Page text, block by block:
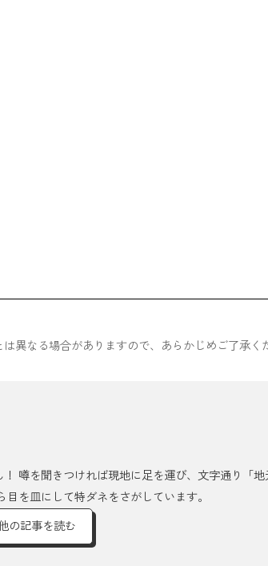
なる場合がありますので、あらかじめご了承く
噂を聞きつければ現地に足を運び、文字通り「地
を皿にして特ダネをさがしています。
の記事を読む